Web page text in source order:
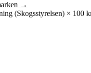
→
(Skogsstyrelsen) × 100